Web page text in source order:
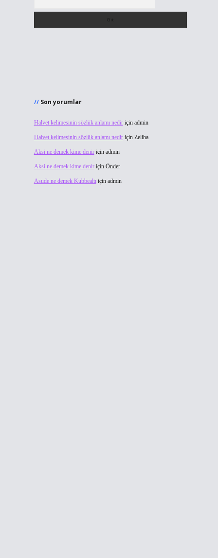
Son yorumlar
Halvet kelimesinin sözlük anlamı nediriçin admin
Halvet kelimesinin sözlük anlamı nediriçin Zeliha
Aksi ne demek kime deniriçin admin
Aksi ne demek kime deniriçin Önder
Asude ne demek Kubbealtıiçin admin